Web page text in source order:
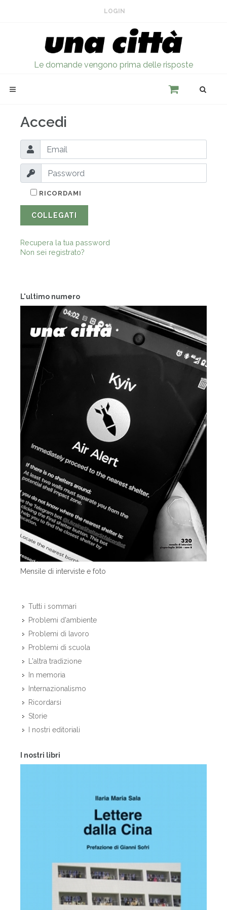
LOGIN
Le domande vengono prima delle risposte
L'ultimo numero
Mensile di interviste e foto
Tutti i sommari
Problemi d'ambiente
Problemi di lavoro
Problemi di scuola
L'altra tradizione
In memoria
Internazionalismo
Ricordarsi
Storie
I nostri editoriali
I nostri libri
Accedi
RICORDAMI
COLLEGATI
Recupera la tua password
Non sei registrato?